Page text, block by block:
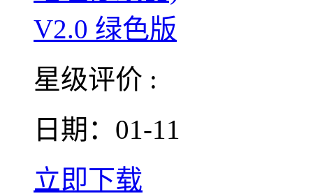
星级评价 :
日期：01-11
立即下载